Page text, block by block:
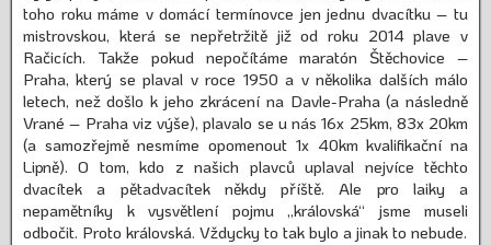
toho roku máme v domácí termínovce jen jednu dvacítku – tu
mistrovskou, která se nepřetržitě již od roku 2014 plave v
Račicích. Takže pokud nepočítáme maratón Štěchovice –
Praha, který se plaval v roce 1950 a v několika dalších málo
letech, než došlo k jeho zkrácení na Davle-Praha (a následně
Vrané – Praha viz výše), plavalo se u nás 16x 25km, 83x 20km
(a samozřejmě nesmíme opomenout 1x 40km kvalifikační na
Lipně). O tom, kdo z našich plavců uplaval nejvíce těchto
dvacítek a pětadvacítek někdy příště. Ale pro laiky a
nepamětníky k vysvětlení pojmu „královská“ jsme museli
odbočit. Proto královská. Vždycky to tak bylo a jinak to nebude.